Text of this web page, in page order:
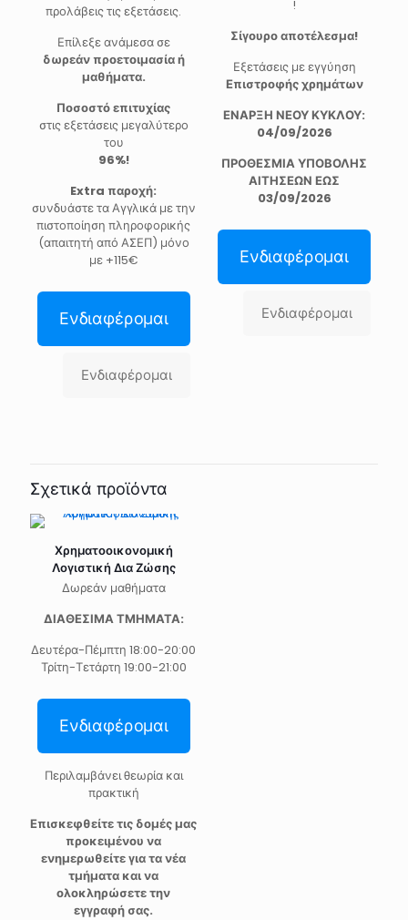
προλάβεις τις εξετάσεις.
Επίλεξε ανάμεσα σε
δωρεάν προετοιμασία ή
μαθήματα.
Ποσοστό επιτυχίας
στις εξετάσεις μεγαλύτερο
του
96%!
Extra παροχή:
συνδυάστε τα Αγγλικά με την
πιστοποίηση πληροφορικής
(απαιτητή από ΑΣΕΠ) μόνο
με +115€
Ενδιαφέρομαι
Ενδιαφέρομαι
!
Σίγουρο αποτέλεσμα!
Εξετάσεις με εγγύηση
Επιστροφής χρημάτων
ΕΝΑΡΞΗ ΝΕΟΥ ΚΥΚΛΟΥ:
04/09/2026
ΠΡΟΘΕΣΜΙΑ ΥΠΟΒΟΛΗΣ
ΑΙΤΗΣΕΩΝ ΕΩΣ
03/09/2026
Ενδιαφέρομαι
Ενδιαφέρομαι
Σχετικά προϊόντα
Χρηματοοικονομική
Λογιστική Δια Ζώσης
Δωρεάν μαθήματα
ΔΙΑΘΕΣΙΜΑ ΤΜΗΜΑΤΑ:
Δευτέρα-Πέμπτη 18:00-20:00
Τρίτη-Τετάρτη 19:00-21:00
Ενδιαφέρομαι
Περιλαμβάνει θεωρία και
πρακτική
Επισκεφθείτε τις δομές μας
προκειμένου να
ενημερωθείτε για τα νέα
τμήματα και να
ολοκληρώσετε την
εγγραφή σας.